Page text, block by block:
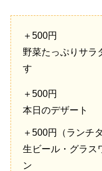
＋500円
野菜たっぷりサラ
す
＋500円
本日のデザート
＋500円（ランチ
生ビール・グラス
ン